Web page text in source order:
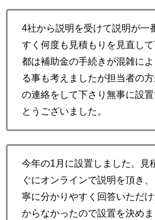
4社から説明を受けて説明が一
すく何度も見積もりを見直し
都は補助金の手続きが混雑に
る事も考えましたが担当者の
の連絡をして下さり無事に設
とうございました。
今年の1月に設置しました。見
ぐにオンラインで説明を頂き
寧に分かりやすく回答いただ
からなかったので設置を決め